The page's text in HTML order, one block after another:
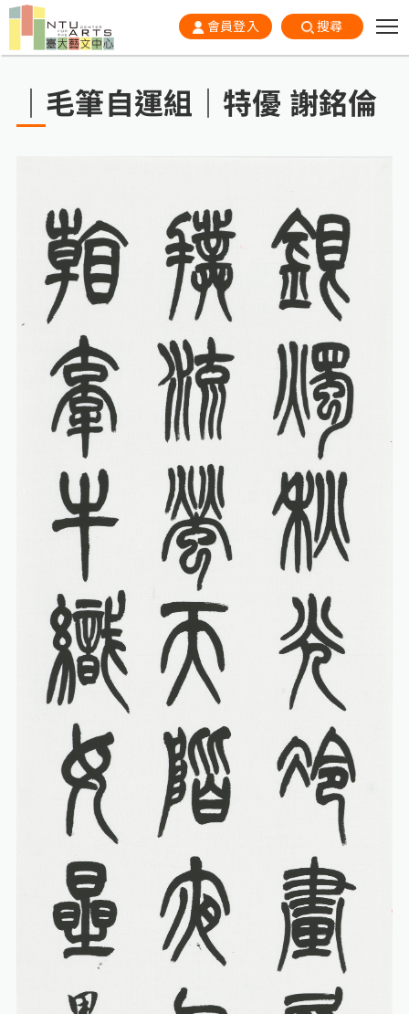
會員登入 搜尋
｜毛筆自運組｜特優 謝銘倫